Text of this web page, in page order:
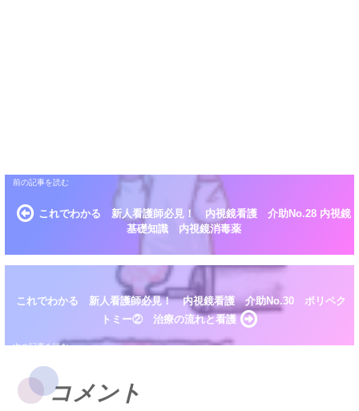
これでわかる 新人看護師必見！ 内視鏡看護 介助No.28 内視鏡
基礎知識 内視鏡消毒薬
これでわかる 新人看護師必見！ 内視鏡看護 介助No.30 ポリペク
トミー② 治療の流れと看護
コメント